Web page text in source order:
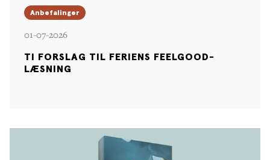
Anbefalinger
01-07-2026
TI FORSLAG TIL FERIENS FEELGOOD-
LÆSNING